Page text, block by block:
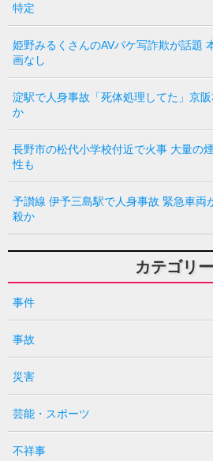
特定
姫野みるくさんのAVパケ写詐欺が話題
画なし
淀駅で人身事故「死体処理してた」京
か
長野市の松代小学校付近で火事 大量の
性も
予讃線 伊予三島駅で人身事故 緊急車両
殺か
カテゴリー
事件
事故
災害
芸能・スポーツ
不祥事